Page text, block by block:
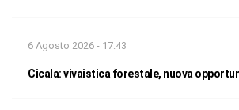
6 Agosto 2026 - 17:43
Cicala: vivaistica forestale, nuova